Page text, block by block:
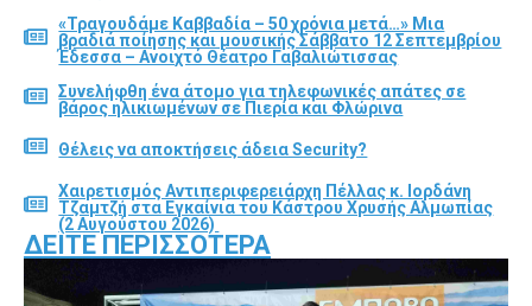
«Τραγουδάμε Καββαδία – 50 χρόνια μετά…» Μια
βραδιά ποίησης και μουσικής Σάββατο 12 Σεπτεμβρίου
Έδεσσα – Ανοιχτό Θέατρο Γαβαλιώτισσας
Συνελήφθη ένα άτομο για τηλεφωνικές απάτες σε
βάρος ηλικιωμένων σε Πιερία και Φλώρινα
Θέλεις να αποκτήσεις άδεια Security?
Χαιρετισμός Αντιπεριφερειάρχη Πέλλας κ. Ιορδάνη
Τζαμτζή στα Εγκαίνια του Κάστρου Χρυσής Αλμωπίας
(2 Αυγούστου 2026)
ΔΕΊΤΕ ΠΕΡΙΣΣΌΤΕΡΑ